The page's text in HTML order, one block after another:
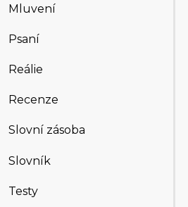
Mluvení
Psaní
Reálie
Recenze
Slovní zásoba
Slovník
Testy